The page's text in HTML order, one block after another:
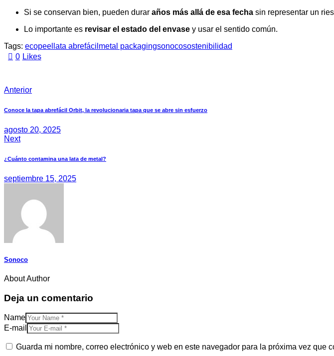
Si se conservan bien, pueden durar años más allá de esa fecha sin representar un
Lo importante es revisar el estado del envase y usar el sentido común.
Tags: ecopeel lata abrefácil metal packagingsonocosostenibilidad
0 Likes
Anterior
Conoce la tapa abrefácil Orbit, la revolucionaria tapa que se abre sin esfuerzo
agosto 20, 2025
Next
¿Cuánto contamina una lata de metal?
septiembre 15, 2025
Sonoco
About Author
Deja un comentario
Name
E-mail
Guarda mi nombre, correo electrónico y web en este navegador para la próxima vez que